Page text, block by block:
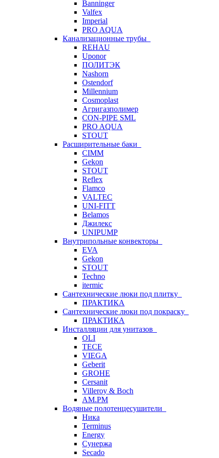
Banninger
Valfex
Imperial
PRO AQUA
Канализационные трубы
REHAU
Uponor
ПОЛИТЭК
Nashorn
Ostendorf
Millennium
Cosmoplast
Агригазполимер
CON-PIPE SML
PRO AQUA
STOUT
Расширительные баки
CIMM
Gekon
STOUT
Reflex
Flamco
VALTEC
UNI-FITT
Belamos
Джилекс
UNIPUMP
Внутрипольные конвекторы
EVA
Gekon
STOUT
Techno
itermic
Сантехнические люки под плитку
ПРАКТИКА
Сантехнические люки под покраску
ПРАКТИКА
Инсталляции для унитазов
OLI
TECE
VIEGA
Geberit
GROHE
Cersanit
Villeroy & Boch
AM.PM
Водяные полотенцесушители
Ника
Terminus
Energy
Сунержа
Secado